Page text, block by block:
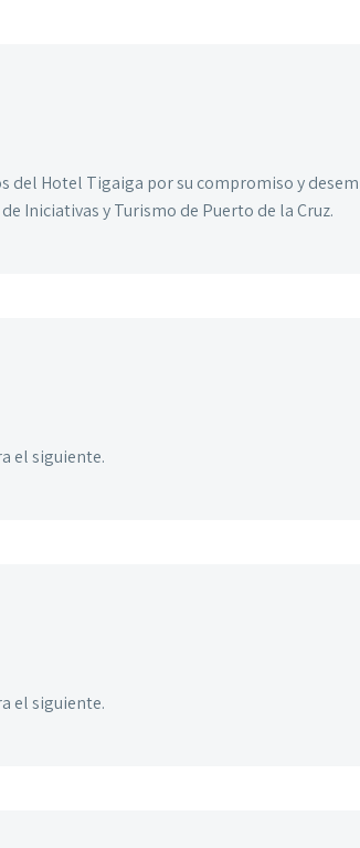
Hotel Tigaiga por su compromiso y
Iniciativas y Turismo de Puerto de la Cruz.
el siguiente.
el siguiente.